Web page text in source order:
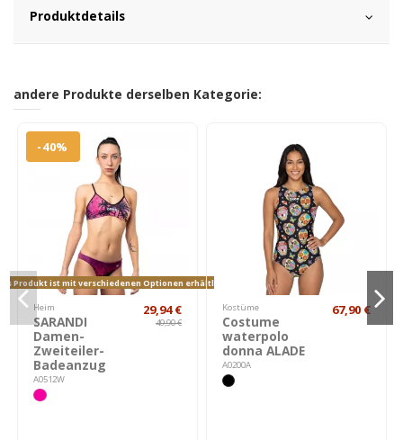
Produktdetails
andere Produkte derselben Kategorie:
-40%
Produkt ist mit verschiedenen Optionen erhältlich.
Heim
SARANDI
Damen-
Zweiteiler-
Badeanzug
A0512W
29,94 €
49,90 €
Kostüme
Costume
waterpolo
donna ALADE
A0200A
67,90 €